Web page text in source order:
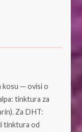
kosu — ovisi o
tinktura za
Za DHT:
tinktura od